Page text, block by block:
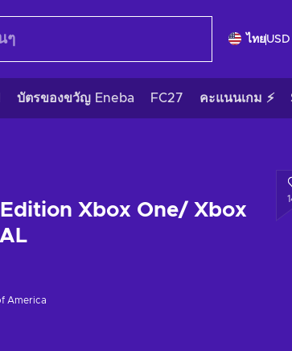
ไทยUSD
บัตรของขวัญ Eneba FC27 คะแนนเกม ⚡
Xbox One/ Xbox
America